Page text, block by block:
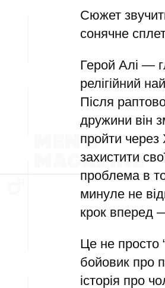
Сюжет
сонячне
Герой Алі —
релігійний
Після
дружини він
пройти
захистити
проблема в
минуле не
крок вперед
Це не просто
бойовик про
історія про